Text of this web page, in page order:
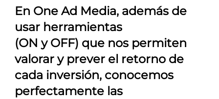
En One Ad Media, además de
usar herramientas
(ON y OFF) que nos permiten
valorar y prever el retorno de
cada inversión, conocemos
perfectamente las